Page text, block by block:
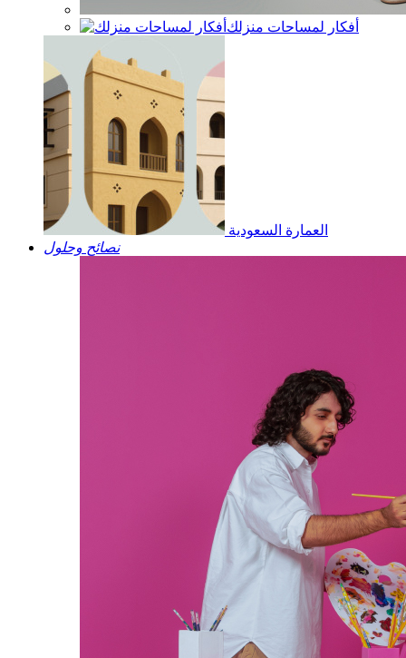
أفكار لمساحات منزلك
العمارة السعودية
نصائح وحلول